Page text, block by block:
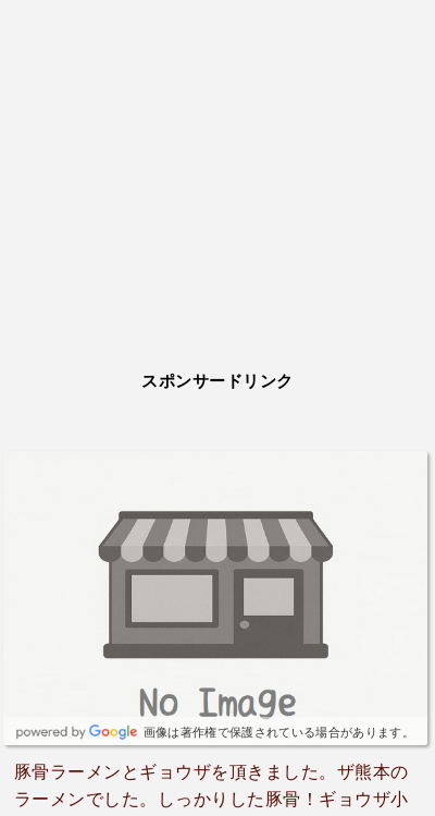
スポンサードリンク
画像は著作権で保護されている場合があります。
豚骨ラーメンとギョウザを頂きました。ザ熊本の
ラーメンでした。しっかりした豚骨！ギョウザ小